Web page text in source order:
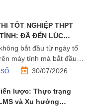
TỐT NGHIỆP THPT
ĐÃ ĐẾN LÚC
HỆ SINH THÁI KHẢO
bắt đầu từ ngày tổ
máy tính mà bắt đầu
một hệ sinh thái dữ
cho mọi kỳ thi.
30/07/2026
Thực trạng
và Xu hướng